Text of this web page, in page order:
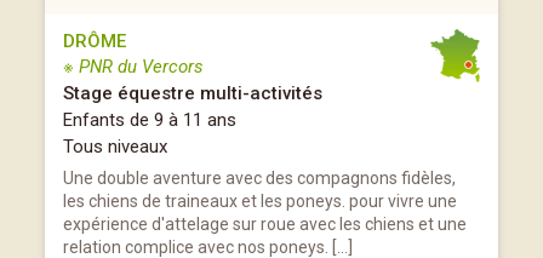
DRÔME
※ PNR du Vercors
Stage équestre multi-activités
Enfants de 9 à 11 ans
Tous niveaux
Une double aventure avec des compagnons fidèles,
les chiens de traineaux et les poneys. pour vivre une
expérience d'attelage sur roue avec les chiens et une
relation complice avec nos poneys. […]